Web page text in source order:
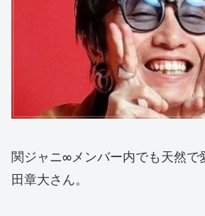
関ジャニ∞メンバー内でも天然で
田章大さん。